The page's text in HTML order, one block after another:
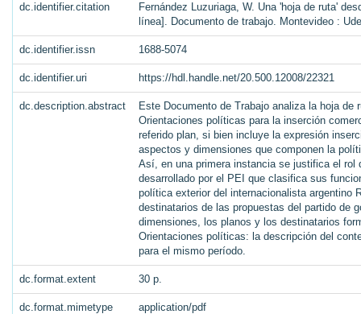
dc.identifier.citation
Fernández Luzuriaga, W. Una 'hoja de ruta'
línea]. Documento de trabajo. Montevideo :
dc.identifier.issn 1688-5074
dc.identifier.uri https://hdl.handle.net/20.500.12008/22321
dc.description.abstract
Este Documento de Trabajo analiza la hoja
Orientaciones políticas para la inserción
referido plan, si bien incluye la expresión
aspectos y dimensiones que componen la
Así, en una primera instancia se justifica el
desarrollado por el PEI que clasifica sus
política exterior del internacionalista argentino
destinatarios de las propuestas del partido de
dimensiones, los planos y los destinatarios
Orientaciones políticas: la descripción del
para el mismo período.
dc.format.extent 30 p.
dc.format.mimetype application/pdf